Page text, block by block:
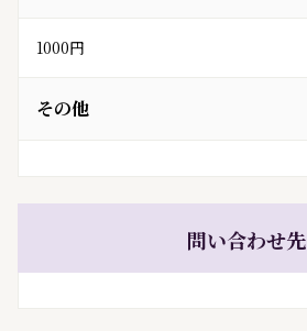
1000円
その他
問い合わせ先